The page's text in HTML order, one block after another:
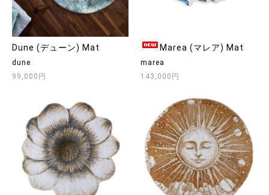
Dune (デューン) Mat
dune
99,000円
Marea (マレア) Mat
marea
143,000円